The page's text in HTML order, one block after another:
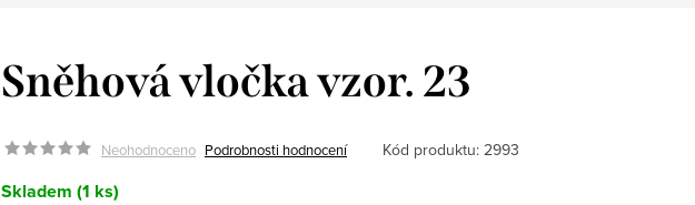
Sněhová vločka vzor. 23
Neohodnoceno Podrobnosti hodnocení Kód produktu: 2993
Skladem (1 ks)